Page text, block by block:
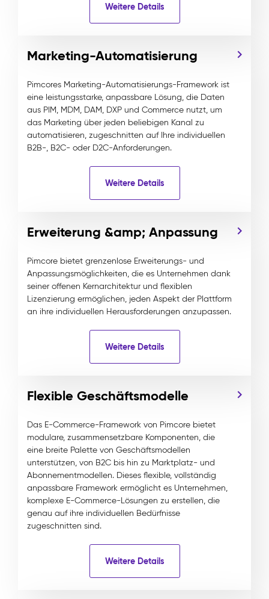
Weitere Details
Marketing-Automatisierung
Pimcores Marketing-Automatisierungs-Framework ist
eine leistungsstarke, anpassbare Lösung, die Daten
aus PIM, MDM, DAM, DXP und Commerce nutzt, um
das Marketing über jeden beliebigen Kanal zu
automatisieren, zugeschnitten auf Ihre individuellen
B2B-, B2C- oder D2C-Anforderungen.
Weitere Details
Erweiterung &amp; Anpassung
Pimcore bietet grenzenlose Erweiterungs- und
Anpassungsmöglichkeiten, die es Unternehmen dank
seiner offenen Kernarchitektur und flexiblen
Lizenzierung ermöglichen, jeden Aspekt der Plattform
an ihre individuellen Herausforderungen anzupassen.
Weitere Details
Flexible Geschäftsmodelle
Das E-Commerce-Framework von Pimcore bietet
modulare, zusammensetzbare Komponenten, die
eine breite Palette von Geschäftsmodellen
unterstützen, von B2C bis hin zu Marktplatz- und
Abonnementmodellen. Dieses flexible, vollständig
anpassbare Framework ermöglicht es Unternehmen,
komplexe E-Commerce-Lösungen zu erstellen, die
genau auf ihre individuellen Bedürfnisse
zugeschnitten sind.
Weitere Details